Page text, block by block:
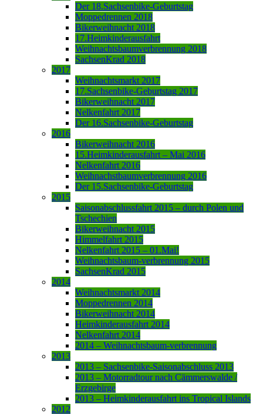
Der 18.Sachsenbike-Geburtstag
Moppedrennen 2018
Bikerweihnacht 2018
17.Heimkinderausfahrt
Weihnachtsbaumverbrennung 2018
SachsenKrad 2018
2017
Weihnachtsmarkt 2017
17.Sachsenbike-Geburtstag 2017
Bikerweihnacht 2017
Nelkenfahrt 2017
Der 16.Sachsenbike-Geburtstag
2016
Bikerweihnacht 2016
15.Heimkinderausfahrt – Mai 2016
Nelkenfahrt 2016
Weihnachstbaumverbrennung 2016
Der 15.Sachsenbike-Geburtstag
2015
Saisonabschlussfahrt 2015 – durch Polen und
Tschechien
Bikerweihnacht 2015
Himmelfahrt 2015
Nelkenfahrt 2015 – 01.Mai!
Weihnachtsbaum-verbrennung 2015
SachsenKrad 2015
2014
Weihnachtsmarkt 2014
Moppedrennen 2014
Bikerweihnacht 2014
Heimkinderausfahrt 2014
Nelkenfahrt 2014
2014 – Weihnachtsbaum-verbrennung
2013
2013 – Sachsenbike-Saisonabschluss 2013
2013 – Motorradtour nach Cämmerswalde /
Erzgebirge
2013 – Heimkinderausfahrt ins Tropical Islands
2012